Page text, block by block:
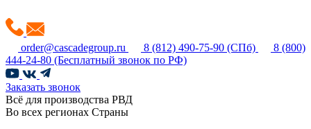
order@cascadegroup.ru 8 (812) 490-75-90 (СПб)
8 (800)
444-24-80 (Бесплатный звонок по РФ)
Заказать звонок
Всё для производства РВД
Во всех регионах Страны